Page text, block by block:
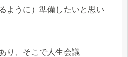
ように）準備したいと思い
り、そこで人生会議